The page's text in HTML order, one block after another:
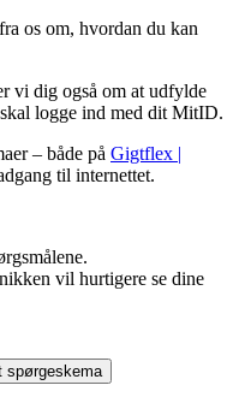
os om, hvordan du kan
vi dig også om at udfylde
logge ind med dit MitID.
– både på Gigtflex |
til internettet.
vil hurtigere se dine
spørgeskema